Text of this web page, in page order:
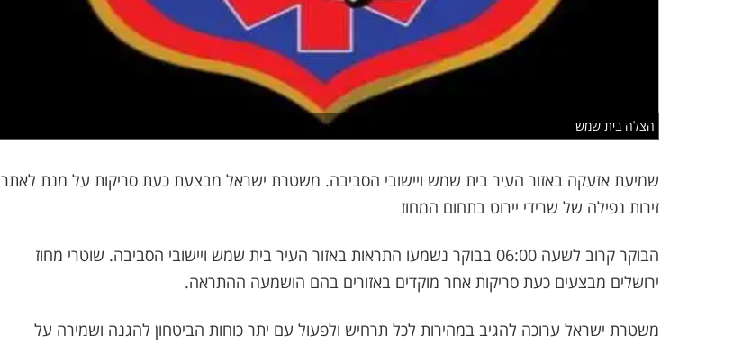
הצלה בית שמש
שמיעת אזעקה באזור העיר בית שמש ויישובי הסביבה. משטרת ישראל מבצעת כעת סריקות על מנת לאתר
זירות נפילה של שרידי יירוט בתחום המחוז
הבוקר קרוב לשעה 06:00 בבוקר נשמעו התראות באזור העיר בית שמש ויישובי הסביבה. שוטרי מחוז
ירושלים מבצעים כעת סריקות אחר מוקדים באזורים בהם הושמעה ההתראה.
משטרת ישראל ערוכה להגיב במהירות לכל תרחיש ולפעול עם יתר כוחות הביטחון להגנה ושמירה על